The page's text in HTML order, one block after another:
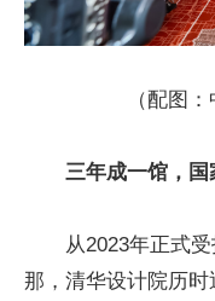
（配图
三年成一馆，
从2023年正式
那，清华设计院历